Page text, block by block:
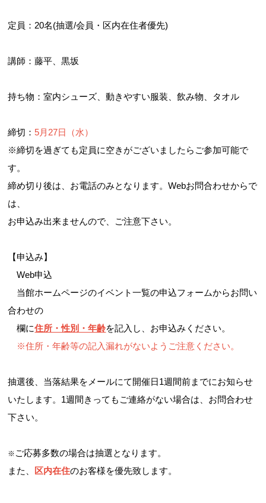
定員：20名(抽選/会員・区内在住者優先)
講師：藤平、黒坂
持ち物：室内シューズ、動きやすい服装、飲み物、タオル
締切：5月27日（水）
※締切を過ぎても定員に空きがございましたらご参加可能で
す。
締め切り後は、お電話のみとなります。Webお問合わせからで
は、
お申込み出来ませんので、ご注意下さい。
【申込み】
Web申込
当館ホームページのイベント一覧の申込フォームからお問い
合わせの
欄に住所・性別・年齢を記入し、お申込みください。
※住所・年齢等の記入漏れがないようご注意ください。
抽選後、当落結果をメールにて開催日1週間前までにお知らせ
いたします。1週間きってもご連絡がない場合は、お問合わせ
下さい。
※ ご応募多数の場合は抽選となります。
また、 区内在住のお客様を優先致します。